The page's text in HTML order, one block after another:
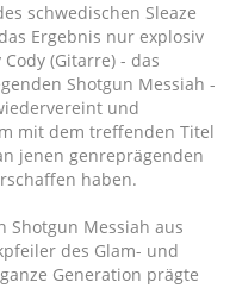
schwedischen Sleaze
Ergebnis nur explosiv
(Gitarre) - das
Shotgun Messiah -
und
mit dem treffenden Titel
jenen genreprägenden
haben.
Shotgun Messiah aus
des Glam- und
Generation prägte